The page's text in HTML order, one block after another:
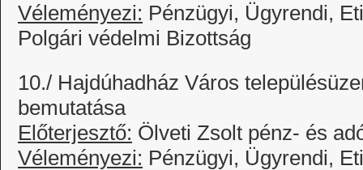
Véleményezi: Pénzügyi, Ügyrendi,
Polgári védelmi Bizottság
10./ Hajdúhadház Város
bemutatása
Előterjesztő: Ölveti Zsolt pénz- és
Véleményezi: Pénzügyi, Ügyrendi,